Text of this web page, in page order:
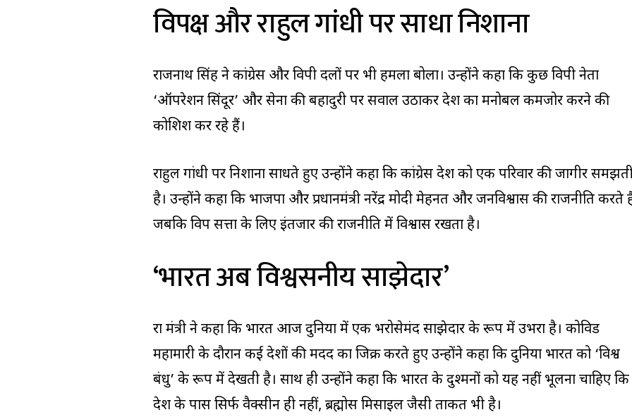
विपक्ष और राहुल गांधी पर साधा निशाना
राजनाथ सिंह ने कांग्रेस और विपक्षी दलों पर भी हमला बोला। उन्होंने कहा कि कुछ विपक्षी नेता
‘ऑपरेशन सिंदूर’ और सेना की बहादुरी पर सवाल उठाकर देश का मनोबल कमजोर करने की
कोशिश कर रहे हैं।
राहुल गांधी पर निशाना साधते हुए उन्होंने कहा कि कांग्रेस देश को एक परिवार की जागीर
है। उन्होंने कहा कि भाजपा और प्रधानमंत्री नरेंद्र मोदी मेहनत और जनविश्वास की राजनीति करते
जबकि विपक्ष सत्ता के लिए इंतजार की राजनीति में विश्वास रखता है।
‘भारत अब विश्वसनीय साझेदार’
रक्षा मंत्री ने कहा कि भारत आज दुनिया में एक भरोसेमंद साझेदार के रूप में उभरा है। कोविड
महामारी के दौरान कई देशों की मदद का जिक्र करते हुए उन्होंने कहा कि दुनिया भारत को ‘विश्व
बंधु’ के रूप में देखती है। साथ ही उन्होंने कहा कि भारत के दुश्मनों को यह नहीं भूलना चाहिए कि
देश के पास सिर्फ वैक्सीन ही नहीं, ब्रह्मोस मिसाइल जैसी ताकत भी है।